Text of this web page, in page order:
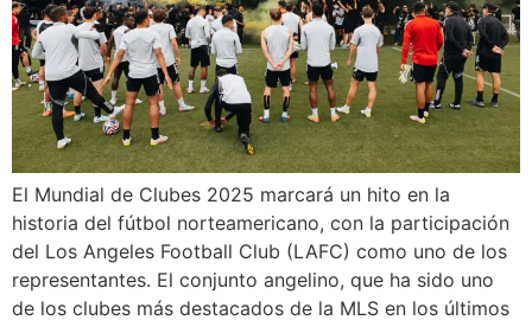
El Mundial de Clubes 2025 marcará un hito en la
historia del fútbol norteamericano, con la participación
del Los Angeles Football Club (LAFC) como uno de los
representantes. El conjunto angelino, que ha sido uno
de los clubes más destacados de la MLS en los últimos